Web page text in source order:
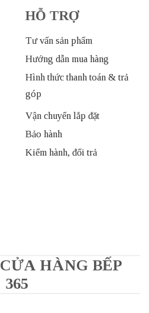
HỖ TRỢ
Tư vấn sản phẩm
Hướng dẫn mua hàng
Hình thức thanh toán & trả
góp
Vận chuyển lắp đặt
Bảo hành
Kiểm hành, đổi trả
HÀNG BẾP
365